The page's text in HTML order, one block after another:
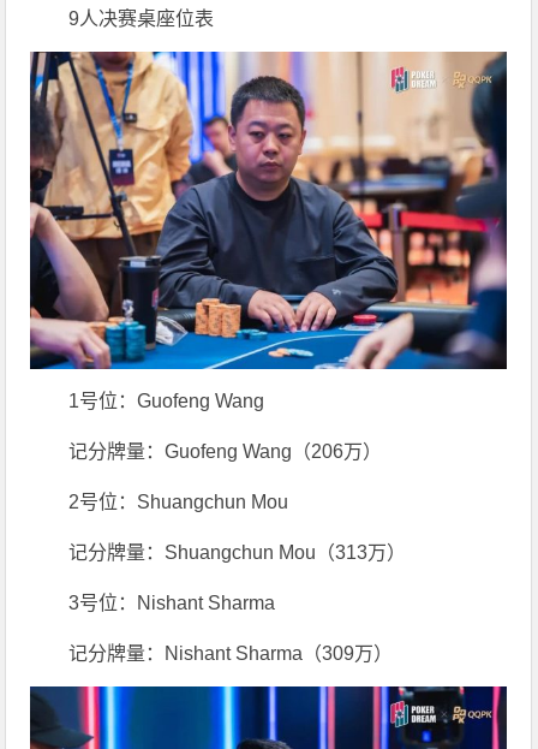
9人决赛桌座位表
1号位：Guofeng Wang
记分牌量：Guofeng Wang（206万）
2号位：Shuangchun Mou
记分牌量：Shuangchun Mou（313万）
3号位：Nishant Sharma
记分牌量：Nishant Sharma（309万）